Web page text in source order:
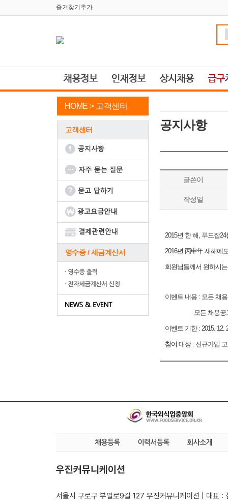
즐겨찾기추가
HOME > 고객센터
고객센터
영수증 / 세금계산서
공지사항
글쓴이
작성일
2015년 한 해, 푸드잡
2016년 丙申年 새해에
회원님들께서 원하시
이벤트 내용 : 모든 채
모든 채용공고 등
이벤트 기한 : 2015. 12.
참여 대상 : 신규가입
우진커뮤니케이션
서울시 구로구 부일로9길 127 우진커뮤니케이션 | 대표 :